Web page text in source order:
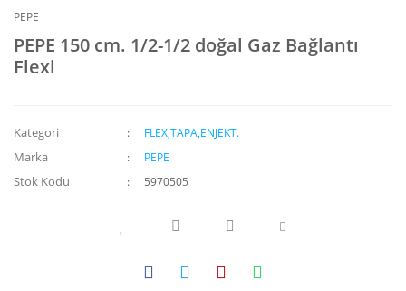
PEPE
PEPE 150 cm. 1/2-1/2 doğal Gaz Bağlantı
Flexi
Kategori FLEX,TAPA,ENJEKT.
Marka PEPE
Stok Kodu 5970505